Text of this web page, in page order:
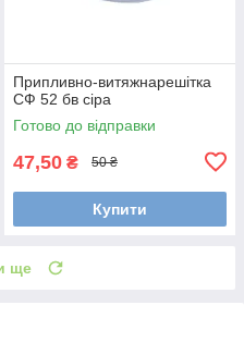
Припливно-витяжнарешітка
СФ 52 бв сіра
Готово до відправки
47,50 ₴ 50 ₴
Купити
ще